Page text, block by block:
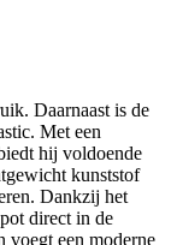
Daarnaast is de
Met een
hij voldoende
kunststof
Dankzij het
direct in de
voegt een moderne